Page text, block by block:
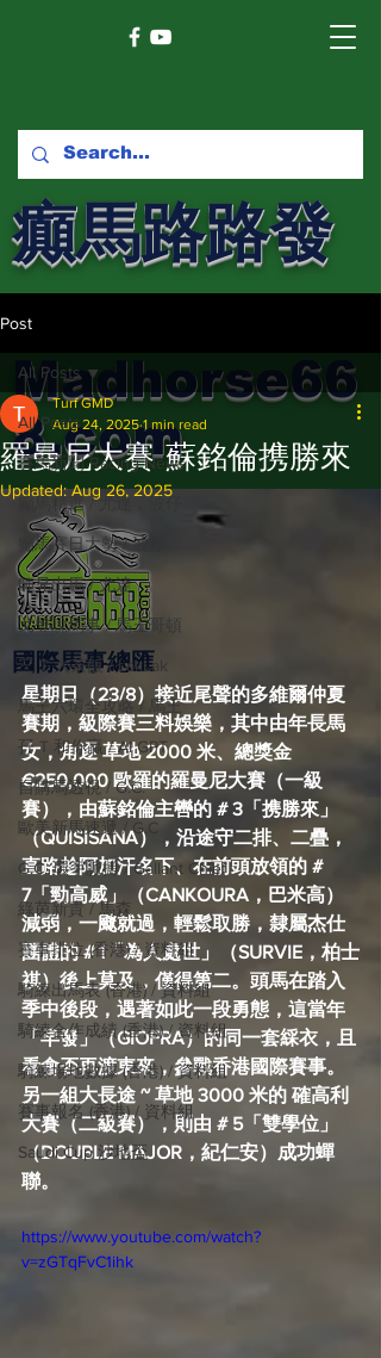
癲馬路路發
馬網
Madhorse66
8.com
國際​馬事總匯
Post
All Posts
賽馬新聞 Racing News
癲馬精選 / 尤達，波仔
癲馬賽日大勢 / 波仔
師兄出馬 / 尤達
戈登說馬事 / 馬王哥頓
三 T 大茶飯 / LakLak
馬王六環全攻略 / 馬王
孖 T 和你贏 / AI GPT
自購馬透視 / G.C.
歐美新馬速遞 / G.C
G.C. 環宇脈搏 / Gallant Chief
綠茵新貴 / 馬森
賽事排位 (香港) / 資料組
騎練出馬表 (香港) / 資料組
騎練合作成績 (香港) / 資料組
騎練場地數據 (香港) / 資料組
賽事報名 (香港) / 資料組
Saudi Cup 沙地盃
All Posts
羅曼尼大賽 蘇銘倫携勝來
Turf GMD
Aug 24, 2025 1 min read
Updated:Aug 26, 2025
星期日（23/8）接近尾聲的多維爾仲夏
賽期，級際賽三料娛樂，其中由年長馬
女，角逐 草地 2000 米、總獎金
€250,000 歐羅的羅曼尼大賽（一級
賽），由蘇銘倫主轡的 # 3「携勝來」
（QUISISANA），沿途守二排、二疊，
直路趁阿加汗名下、在前頭放領的 #
7「勁高威」（CANKOURA，巴米高）
減弱，一飉就過，輕鬆取勝，隸屬杰仕
團體的 # 1「為人處世」（SURVIE，柏士
祺）後上莫及，僅得第二。頭馬在踏入
季中後段，遇著如此一段勇態，這當年
「早發」（GIOFRA）的同一套綵衣，且
看會否再渡東來，參戰香港國際賽事。
另一組大長途 ~ 草地 3000 米的 確高利
大賽（二級賽），則由 # 5「雙學位」
（DOUBLE MAJOR，紀仁安）成功蟬
聯。
https://www.youtube.com/watch?
v=zGTqFvC1ihk